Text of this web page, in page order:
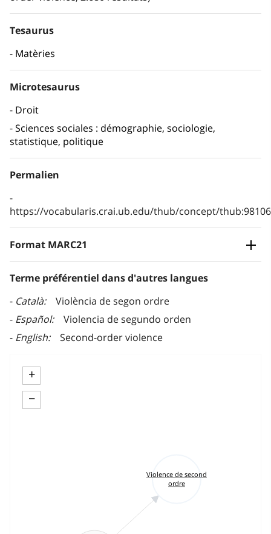
Tesaurus
Matèries
Microtesaurus
Droit
Sciences sociales : démographie, sociologie,
statistique, politique
Permalien
https://vocabularis.crai.ub.edu/thub/concept/
Format MARC21
Terme préférentiel dans d'autres langues
Català
Violència de segon ordre
Español
Violencia de segundo orden
English
Second-order violence
+
−
Violence de second
ordre